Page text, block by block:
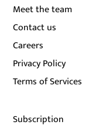
Meet the team
Contact us
Careers
Privacy Policy
Terms of Services
Subscription